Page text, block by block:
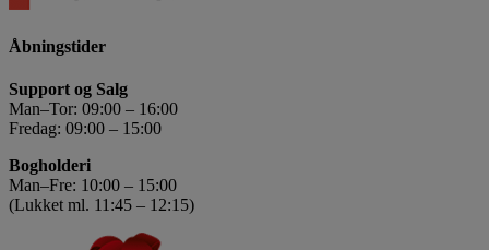
Åbningstider
Support og Salg
Man–Tor: 09:00 – 16:00
Fredag: 09:00 – 15:00
Bogholderi
Man–Fre: 10:00 – 15:00
(Lukket ml. 11:45 – 12:15)